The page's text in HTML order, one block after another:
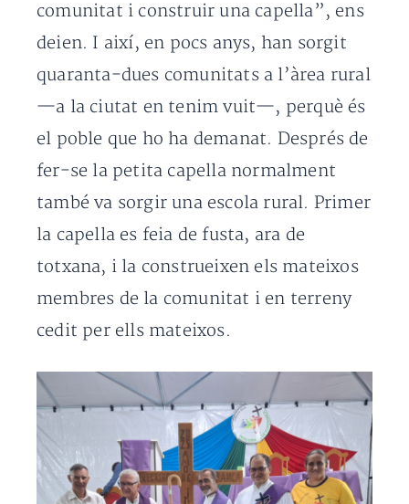
comunitat i construir una capella”, ens
deien. I així, en pocs anys, han sorgit
quaranta-dues comunitats a l’àrea rural
—a la ciutat en tenim vuit—, perquè és
el poble que ho ha demanat. Després de
fer-se la petita capella normalment
també va sorgir una escola rural. Primer
la capella es feia de fusta, ara de
totxana, i la construeixen els mateixos
membres de la comunitat i en terreny
cedit per ells mateixos.